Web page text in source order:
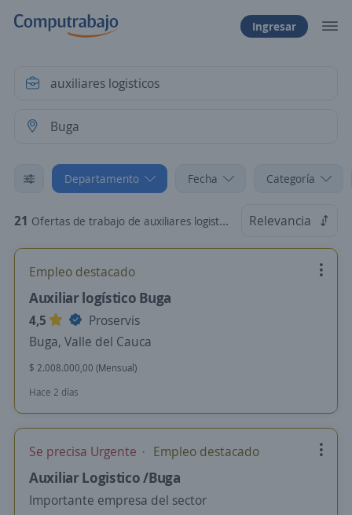
Ingresar
Departamento Fecha Categoría
21 Ofertas de trabajo de auxiliares logisticos en Buga, Valle del Cauca Relevancia
Empleo destacado
Auxiliar logístico Buga
4,5
Proservis
Buga, Valle del Cauca
$ 2.008.000,00 (Mensual)
Hace 2 días
Se precisa Urgente Empleo destacado
Auxiliar Logistico /Buga
Importante empresa del sector